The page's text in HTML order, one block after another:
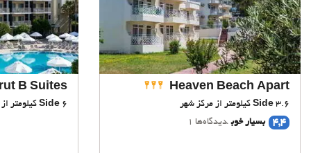
Heaven Beach Apart
Side 3.6 کیلومتر از مرکز شهر
4,4 بسیار خوب دیدگاه‌ها 1
B Suites
Side 6 کیلومتر از مرکز شهر